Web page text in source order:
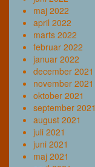
maj 2022
april 2022
marts 2022
februar 2022
januar 2022
december 2021
november 2021
oktober 2021
september 2021
august 2021
juli 2021
juni 2021
maj 2021